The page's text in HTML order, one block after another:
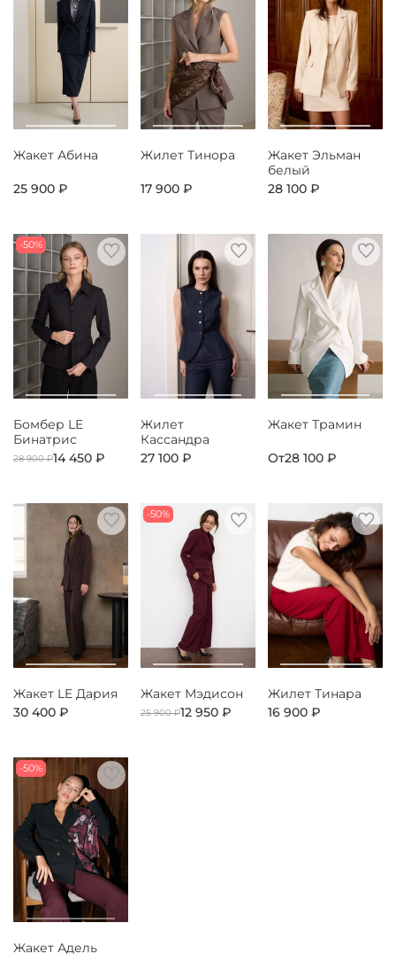
Жакет Абина
25 900 ₽
Жилет Тинора
17 900 ₽
Жакет Эльман
белый
28 100 ₽
-50%
Бомбер LE
Бинатрис
28 900 ₽14 450 ₽
Жилет
Кассандра
27 100 ₽
Жакет Трамин
От28 100 ₽
Жакет LE Дария
30 400 ₽
-50%
Жакет Мэдисон
25 900 ₽12 950 ₽
Жилет Тинара
16 900 ₽
-50%
Жакет Адель